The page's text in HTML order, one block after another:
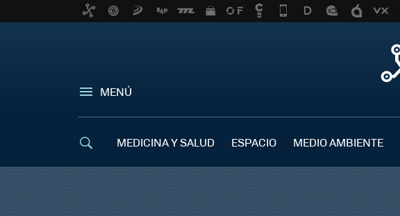
MENÚ
MEDICINA Y SALUD ESPACIO MEDIO AMBIENTE